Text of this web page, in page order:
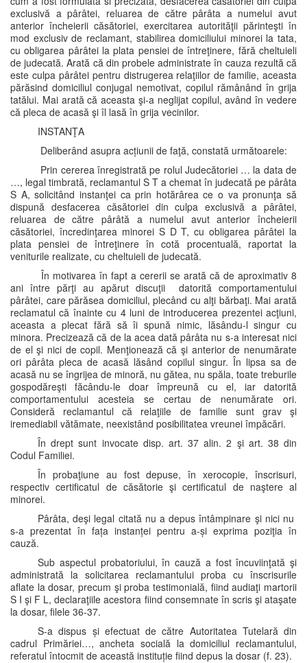
exclusivă a pârâtei, reluarea de către pârâta a numelui avut
anterior încheierii căsătoriei, exercitarea autorităţii părinteşti în
mod exclusiv de reclamant, stabilirea domiciliului minorei la tata,
cu obligarea pârâtei la plata pensiei de întreţinere, fără cheltuieli
de judecată. Arată că din probele administrate în cauza rezultă că
este culpa pârâtei pentru distrugerea relaţiilor de familie, aceasta
părăsind domiciliul conjugal nemotivat, copilul rămânând în grija
tatălui. Mai arată că aceasta şi-a neglijat copilul, având în vedere
că pleca de acasă şi îl lasă în grija vecinilor.
INSTANŢA
Deliberând asupra acțiunii de faţă, constată următoarele:
Prin cererea înregistrată pe rolul Judecătoriei … la data de
…, legal timbrată, reclamantul S T a chemat în judecată pe pârâta
S A, solicitând instanţei ca prin hotărârea ce o va pronunţa să
dispună desfacerea căsătoriei din culpa exclusivă a pârâtei,
reluarea de către pârâtă a numelui avut anterior încheierii
căsătoriei, încredinţarea minorei S D T, cu obligarea pârâtei la
plata pensiei de întreţinere în cotă procentuală, raportat la
veniturile realizate, cu cheltuieli de judecată.
În motivarea în fapt a cererii se arată că de aproximativ 8
ani între părţi au apărut discuţii datorită comportamentului
pârâtei, care părăsea domiciliul, plecând cu alţi bărbaţi. Mai arată
reclamatul că înainte cu 4 luni de introducerea prezentei acţiuni,
aceasta a plecat fără să îi spună nimic, lăsându-l singur cu
minora. Precizează că de la acea dată pârâta nu s-a interesat nici
de el şi nici de copil. Menţionează că şi anterior de nenumărate
ori pârâta pleca de acasă lăsând copilul singur. În lipsa sa de
acasă nu se îngrijea de minoră, nu gătea, nu spăla, toate treburile
gospodăreşti făcându-le doar împreună cu el, iar datorită
comportamentului acesteia se certau de nenumărate ori.
Consideră reclamantul că relaţiile de familie sunt grav şi
iremediabil vătămate, neexistând posibilitatea vreunei împăcări.
În drept sunt invocate disp. art. 37 alin. 2 şi art. 38 din
Codul Familiei.
În probaţiune au fost depuse, în xerocopie, înscrisuri,
respectiv certificatul de căsătorie şi certificatul de naştere al
minorei.
Pârâta, deşi legal citată nu a depus întâmpinare şi nici nu
s-a prezentat în fața instanței pentru a-și exprima poziţia în
cauză.
Sub aspectul probatoriului, în cauză a fost încuviinţată şi
administrată la solicitarea reclamantului proba cu înscrisurile
aflate la dosar, precum şi proba testimonială, fiind audiaţi martorii
S I şi F L, declaraţiile acestora fiind consemnate în scris şi ataşate
la dosar, filele 36-37.
S-a dispus și efectuat de către Autoritatea Tutelară din
cadrul Primăriei…, ancheta socială la domiciliul reclamantului,
referatul întocmit de această instituție fiind depus la dosar (f. 23).